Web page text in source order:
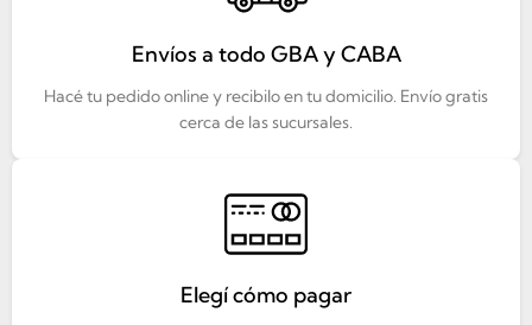
Envíos a todo GBA y CABA
Hacé tu pedido online y recibilo en tu domicilio. Envío gratis
cerca de las sucursales.
Elegí cómo pagar